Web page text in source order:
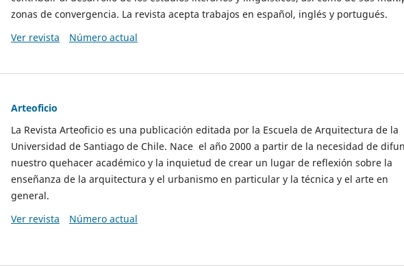
zonas de convergencia. La revista acepta trabajos en español, inglés y portugués.
Ver revista
Número actual
Arteoficio
La Revista Arteoficio es una publicación editada por la Escuela de Arquitectura de la
Universidad de Santiago de Chile. Nace el año 2000 a partir de la necesidad de
nuestro quehacer académico y la inquietud de crear un lugar de reflexión sobre la
enseñanza de la arquitectura y el urbanismo en particular y la técnica y el arte en
general.
Ver revista
Número actual